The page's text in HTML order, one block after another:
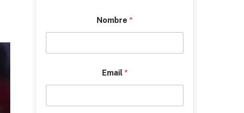
Nombre *
Email *